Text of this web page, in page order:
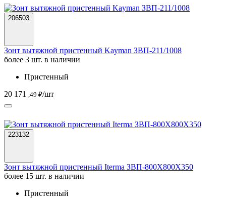
206503
Зонт вытяжной пристенный Kayman ЗВП-211/1008
более 3 шт. в наличии
Пристенный
20 171
,49 ₽/шт
223132
Зонт вытяжной пристенный Iterma ЗВП-800Х800Х350
более 15 шт. в наличии
Пристенный